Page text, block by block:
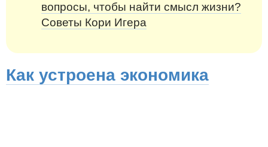
вопросы, чтобы найти смысл жизни?
Советы Кори Игера
Как устроена экономика